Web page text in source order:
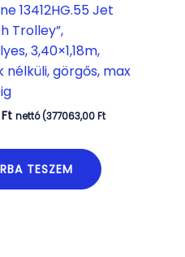
13412HG.55 Jet
Trolley”,
3,40×1,18m,
nélküli, görgős, max
Ft nettó (377063,00 Ft
TESZEM